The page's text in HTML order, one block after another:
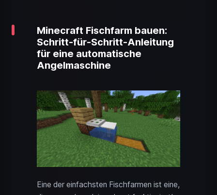
Minecraft Fischfarm bauen:
Schritt-für-Schritt-Anleitung
für eine automatische
Angelmaschine
Eine der einfachsten Fischfarmen ist eine,